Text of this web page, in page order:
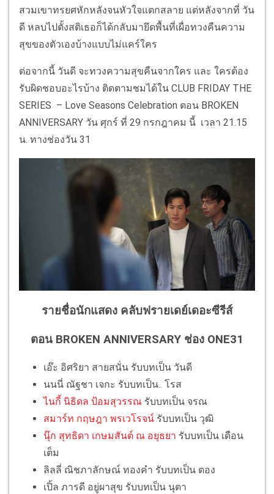
สวมเขาทรยศหักหลังจนหัวใจแตกสลาย แต่หลังจากที่ วัน
ดี หลบไปตั้งสติเธอก็ได้กลับมายึดพื้นที่เผื่อทวงคืนความ
สุขของตัวเองบ้างแบบไม่แคร์ใคร
ต่อจากนี้ วันดี จะทวงความสุขคืนจากใคร และ ใครต้อง
รับผิดชอบอะไรบ้าง ติดตามชมได้ใน CLUB FRIDAY THE
SERIES – Love Seasons Celebration ตอน BROKEN
ANNIVERSARY วัน ศุกร์ ที่ 29 กรกฎาคม นี้ เวลา 21.15
น. ทางช่องวัน 31
รายชื่อนักแสดง คลับฟรายเดย์เดอะซีรีส์
ตอน BROKEN ANNIVERSARY ช่อง ONE31
เอ๊ะ อิศริยา สายสนั่น รับบทเป็น วันดี
นนนี่ ณัฐชา เจกะ รับบทเป็น.. โรส
ไนกี้ นิธิดล ป้อมสุวรรณ รับบทเป็น จรณ
สมาร์ท กฤษฎา พรเวโรจน์ รับบทเป็น วุฒิ
นุ๊ก สุทธิดา เกษมสันต์ ณ อยุธยา รับบทเป็น เดือน
เต็ม
ลิลลี่ ณิชภาลักษณ์ ทองคำ รับบทเป็น ตอง
เปิ้ล ภารดี อยู่ผาสุข รับบทเป็น นุตา